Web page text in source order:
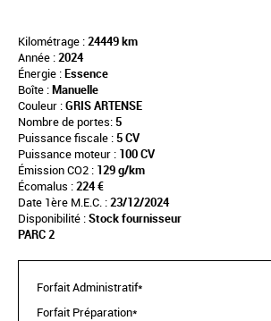
Kilométrage :24449 km
Année :2024
Énergie :Essence
Boîte :Manuelle
Couleur :GRIS ARTENSE
Nombre de portes:5
Puissance fiscale :5 CV
Puissance moteur : 100 CV
Émission CO2 : 129 g/km
Écomalus :224 €
Date 1ère M.E.C. :23/12/2024
Disponibilité :Stock fournisseur
PARC 2
Forfait Administratif*
Forfait Préparation*